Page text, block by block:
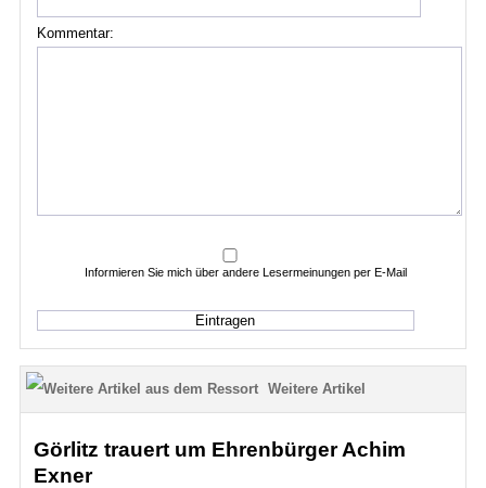
Kommentar:
Informieren Sie mich über andere Lesermeinungen per E-Mail
Weitere Artikel
Görlitz trauert um Ehrenbürger Achim
Exner